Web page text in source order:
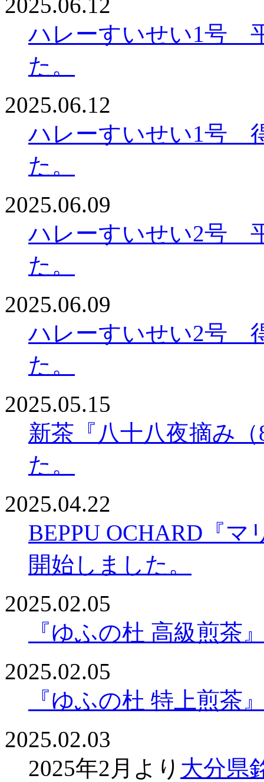
ハレーすいせい1号
た。
2025.06.12
ハレーすいせい1号
た。
2025.06.09
ハレーすいせい2号
た。
2025.06.09
ハレーすいせい2号
た。
2025.05.15
新茶『八十八夜摘み
た。
2025.04.22
BEPPU OCHARD『
開始しました。
2025.02.05
『ゆふの杜 高級煎茶
2025.02.05
『ゆふの杜 特上煎茶
2025.02.03
2025年2月より 大分県